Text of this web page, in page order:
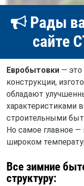
Рады
сайте
Евробытовки— это
конструкции,
обладают
характеристиками
строительными
Но самое главное
широком
Все зимние
структуру: